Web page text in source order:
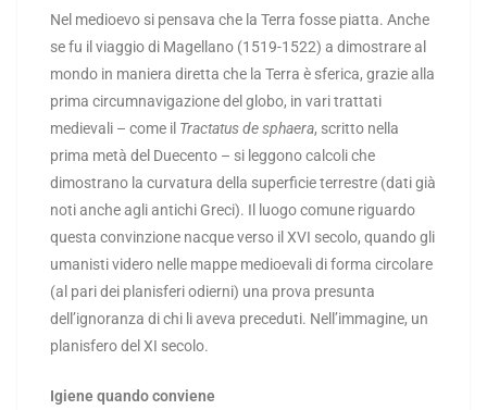
Nel medioevo si pensava che la Terra fosse piatta. Anche
se fu il viaggio di Magellano (1519-1522) a dimostrare al
mondo in maniera diretta che la Terra è sferica, grazie alla
prima circumnavigazione del globo, in vari trattati
medievali – come il Tractatus de sphaera, scritto nella
prima metà del Duecento – si leggono calcoli che
dimostrano la curvatura della superficie terrestre (dati già
noti anche agli antichi Greci). Il luogo comune riguardo
questa convinzione nacque verso il XVI secolo, quando gli
umanisti videro nelle mappe medioevali di forma circolare
(al pari dei planisferi odierni) una prova presunta
dell’ignoranza di chi li aveva preceduti. Nell’immagine, un
planisfero del XI secolo.
Igiene quando conviene